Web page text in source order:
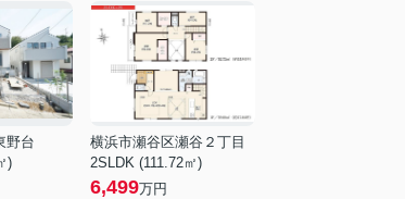
野台
)
横浜市瀬谷区瀬谷２丁目
2SLDK (111.72㎡)
6,499万円